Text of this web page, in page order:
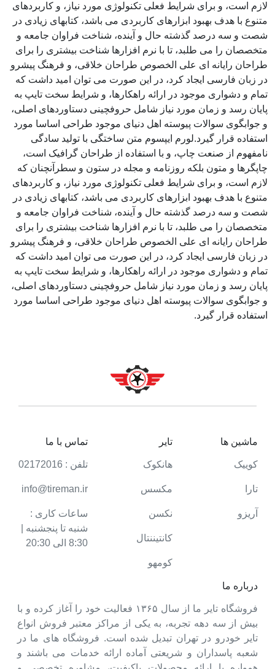
لازم است، و برای شرایط فعلی تکنولوژی مورد نیاز، و کاربردهای
متنوع با هدف بهبود ابزارهای کاربردی می باشد، کتابهای زیادی در
شصت و سه درصد گذشته حال و آینده، شناخت فراوان جامعه و
متخصصان را می طلبد، تا با نرم افزارها شناخت بیشتری را برای
طراحان رایانه ای علی الخصوص طراحان خلاقی، و فرهنگ پیشرو
در زبان فارسی ایجاد کرد، در این صورت می توان امید داشت که
تمام و دشواری موجود در ارائه راهکارها، و شرایط سخت تایپ به
پایان رسد و زمان مورد نیاز شامل حروفچینی دستاوردهای اصلی،
و جوابگوی سوالات پیوسته اهل دنیای موجود طراحی اساسا مورد
استفاده قرار گیرد.لورم ایپسوم متن ساختگی با تولید سادگی
نامفهوم از صنعت چاپ، و با استفاده از طراحان گرافیک است،
چاپگرها و متون بلکه روزنامه و مجله در ستون و سطرآنچنان که
لازم است، و برای شرایط فعلی تکنولوژی مورد نیاز، و کاربردهای
متنوع با هدف بهبود ابزارهای کاربردی می باشد، کتابهای زیادی در
شصت و سه درصد گذشته حال و آینده، شناخت فراوان جامعه و
متخصصان را می طلبد، تا با نرم افزارها شناخت بیشتری را برای
طراحان رایانه ای علی الخصوص طراحان خلاقی، و فرهنگ پیشرو
در زبان فارسی ایجاد کرد، در این صورت می توان امید داشت که
تمام و دشواری موجود در ارائه راهکارها، و شرایط سخت تایپ به
پایان رسد و زمان مورد نیاز شامل حروفچینی دستاوردهای اصلی،
و جوابگوی سوالات پیوسته اهل دنیای موجود طراحی اساسا مورد
استفاده قرار گیرد.
درباره ما
فروشگاه تایر ما از سال ۱۳۶۵ فعالیت خود را آغاز کرده و با
بیش از سه دهه تجربه، به یکی از مراکز معتبر فروش انواع
تایر خودرو در تهران تبدیل شده است. فروشگاه های ما در
شعبه پاسداران و شریعتی آماده ارائه خدمات می باشند و
ماشین ها
کوییک
تارا
آریزو
تایر
هانکوک
مکسس
نکسن
کانتیننتال
کومهو
تماس با ما
تلفن : 02172016
info@tireman.ir
ساعات کاری :
شنبه تا پنجشنبه |
8:30 الی 20:30